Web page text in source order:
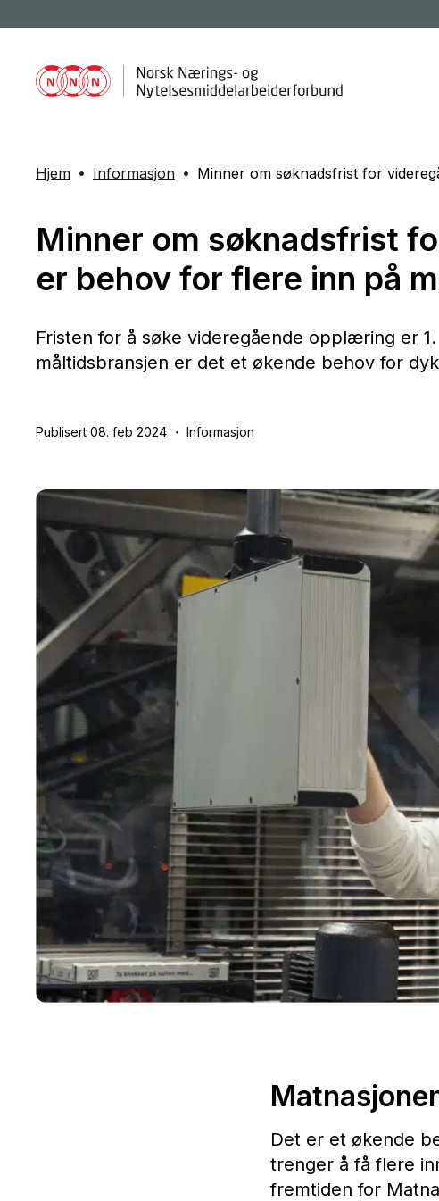
Hjem Informasjon Minner om søknadsfrist for
Minner om søknadsfrist
er behov for flere inn på
Fristen for å søke videregående opplæring er
måltidsbransjen er det et økende behov for
Publisert 08. feb 2024 Informasjon
Det er et økende
trenger å få flere
fremtiden for